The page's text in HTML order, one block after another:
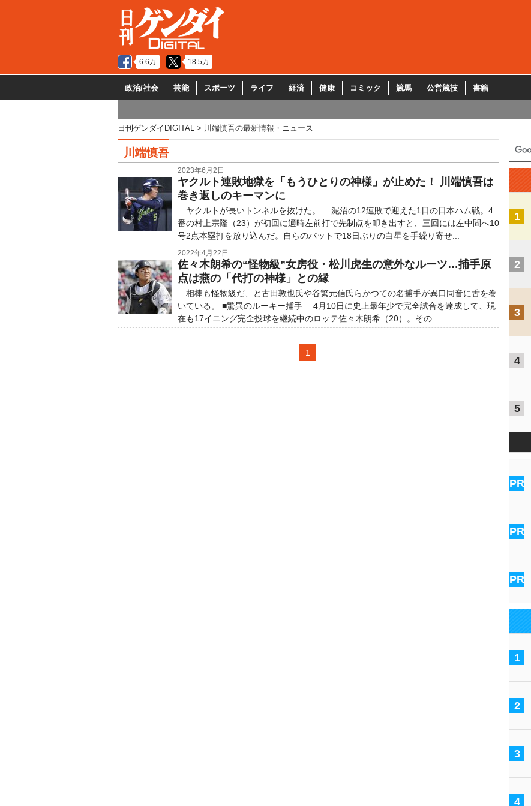
6.6万 18.5万
政治/社会 芸能 スポーツ ライフ 経済 健康 コミック 競馬 公営競技 書籍
日刊ゲンダイDIGITAL 川端慎吾の最新情報・ニュース
川端慎吾
2023年6月2日
ヤクルト連敗地獄を「もうひとりの神様」が止めた！ 川端慎吾は
巻き返しのキーマンに
ヤクルトが長いトンネルを抜けた。 泥沼の12連敗で迎えた1日の日本ハム戦。4
番の村上宗隆（23）が初回に適時左前打で先制点を叩き出すと、三回には左中間へ10
号2点本塁打を放り込んだ。自らのバットで18日ぶりの白星を手繰り寄せ...
2022年4月22日
佐々木朗希の“怪物級”女房役・松川虎生の意外なルーツ…捕手原
点は燕の「代打の神様」との縁
相棒も怪物級だ、と古田敦也氏や谷繁元信氏らかつての名捕手が異口同音に舌を巻
いている。 ■驚異のルーキー捕手 4月10日に史上最年少で完全試合を達成して、現
在も17イニング完全投球を継続中のロッテ佐々木朗希（20）。その...
1
1
2
3
4
5
PR
PR
PR
1
2
3
4